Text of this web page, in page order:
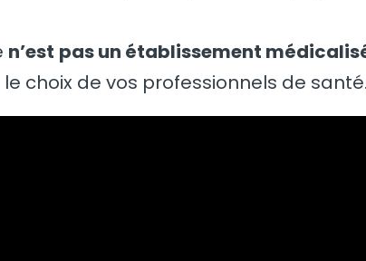
n’est pas un établissement
choix de vos professionnels de